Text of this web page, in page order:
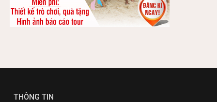
THÔNG TIN